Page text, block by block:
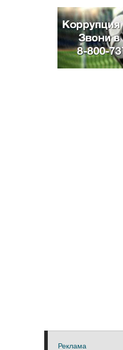
благоустройство
детидороги казаки
общественная палата
спорт театр транспорт
Реклама